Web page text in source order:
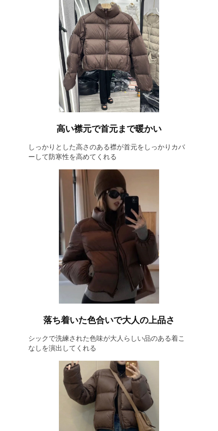
高い襟元で首元まで暖かい
しっかりとした高さのある襟が首元をしっかりカバ
ーして防寒性を高めてくれる
落ち着いた色合いで大人の上品さ
シックで洗練された色味が大人らしい品のある着こ
なしを演出してくれる